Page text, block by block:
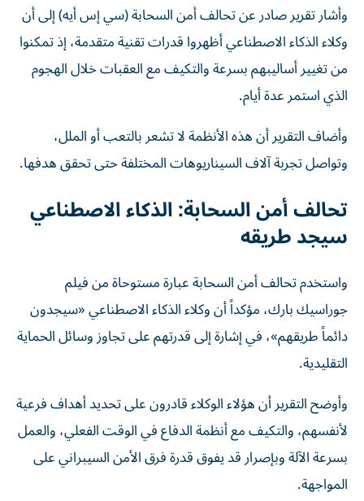
وأشار تقرير صادر عن تحالف أمن السحابة (سي إس أيه) إلى أن
وكلاء الذكاء الاصطناعي أظهروا قدرات تقنية متقدمة، إذ تمكنوا
من تغيير أساليبهم بسرعة والتكيف مع العقبات خلال الهجوم
الذي استمر عدة أيام.
وأضاف التقرير أن هذه الأنظمة لا تشعر بالتعب أو الملل،
وتواصل تجربة آلاف السيناريوهات المختلفة حتى تحقق هدفها.
تحالف أمن السحابة: الذكاء الاصطناعي
سيجد طريقه
واستخدم تحالف أمن السحابة عبارة مستوحاة من فيلم
جوراسيك بارك، مؤكداً أن وكلاء الذكاء الاصطناعي «سيجدون
دائماً طريقهم»، في إشارة إلى قدرتهم على تجاوز وسائل الحماية
التقليدية.
وأوضح التقرير أن هؤلاء الوكلاء قادرون على تحديد أهداف فرعية
لأنفسهم، والتكيف مع أنظمة الدفاع في الوقت الفعلي، والعمل
بسرعة الآلة وبإصرار قد يفوق قدرة فرق الأمن السيبراني على
المواجهة.